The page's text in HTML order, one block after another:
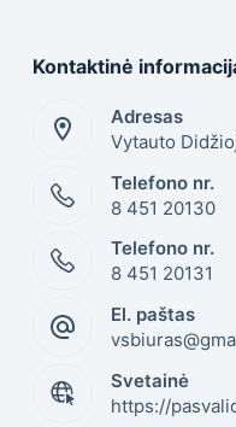
Kontaktinė
Adresas
Vytauto
Telefono nr.
8 451 20130
Telefono nr.
8 451 20131
El. paštas
Svetainė
https://